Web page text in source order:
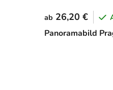
Panoramabild
ab 26,20 €